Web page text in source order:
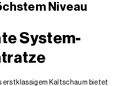
Niveau
System-
erstklassigem Kaltschaum bietet